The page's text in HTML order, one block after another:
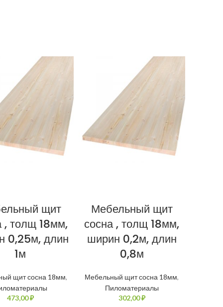
щит
, толщ 18мм,
0,25м, длин
1м
щит сосна 18мм,
₽
Мебельный щит
сосна , толщ 18мм,
ширин 0,2м, длин
0,8м
Мебельный щит сосна 18мм,
Пиломатериалы
₽